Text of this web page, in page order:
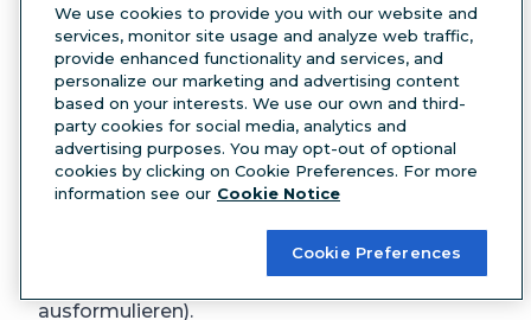
mit einem Prompt eine neue Social-Media-
Bildunterschrift in einem bestimmten Ton zu
generieren.
einen Beitrag auf Grundlage eines Links zu
generieren (z. B. zu einem Blog-Beitrag oder
einer Produktseite).
Themas zu generieren (und dann Posts
schreiben, die eure Lieblingsidee
ausformulieren).
We use cookies to provide you with our website and
services, monitor site usage and analyze web traffic,
provide enhanced functionality and services, and
personalize our marketing and advertising content
based on your interests. We use our own and third-
party cookies for social media, analytics and
advertising purposes. You may opt-out of optional
cookies by clicking on Cookie Preferences. For more
information see our Cookie Notice
Cookie Preferences